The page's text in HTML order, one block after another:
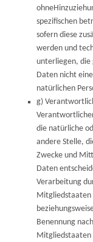
spezifischen
sofern diese
werden und
unterliegen, die
Daten nicht
natürlichen
g)
die natürliche
andere Stelle,
Zwecke und
Daten
Verarbeitung
Mitgliedstaaten
Benennung
Mitgliedstaaten